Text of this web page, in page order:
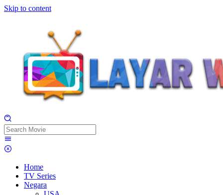
Skip to content
Home
TV Series
Negara